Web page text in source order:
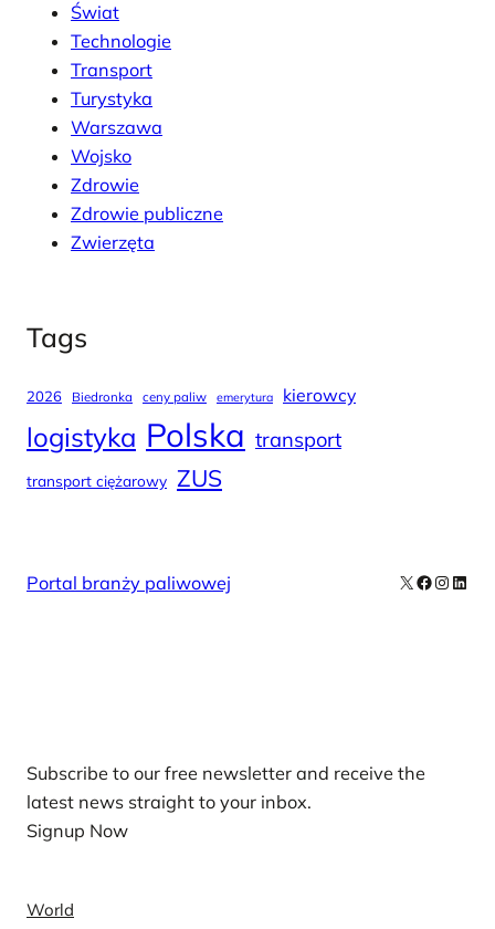
Świat
Technologie
Transport
Turystyka
Warszawa
Wojsko
Zdrowie
Zdrowie publiczne
Zwierzęta
Tags
2026 Biedronka ceny paliw emerytura kierowcy
logistyka Polska transport
transport ciężarowy ZUS
Portal branży paliwowej X Facebook
Subscribe to our free newsletter and receive the
latest news straight to your inbox.
Signup Now
World